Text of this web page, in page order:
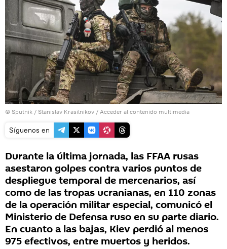
© Sputnik / Stanislav Krasilnikov / Acceder al contenido multimedia
Síguenos en
Durante la última jornada, las FFAA rusas
asestaron golpes contra varios puntos de
despliegue temporal de mercenarios, así
como de las tropas ucranianas, en 110 zonas
de la operación militar especial, comunicó el
Ministerio de Defensa ruso en su parte diario.
En cuanto a las bajas, Kiev perdió al menos
975 efectivos, entre muertos y heridos.